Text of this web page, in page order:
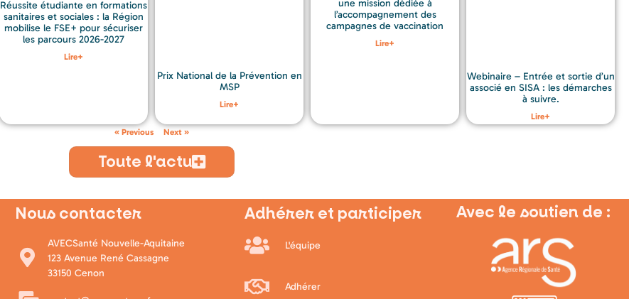
Réussite étudiante en formations
sanitaires et sociales : la Région
mobilise le FSE+ pour sécuriser
les parcours 2026-2027
Lire+
Prix National de la Prévention en
MSP
Lire+
une mission dédiée à
l’accompagnement des
campagnes de vaccination
Lire+
Webinaire – Entrée et sortie d’un
associé en SISA : les démarches
à suivre.
Lire+
« Previous
Next »
Toute l'actu
Nous contacter
AVECSanté Nouvelle-Aquitaine
123 Avenue René Cassagne
33150 Cenon
Adhérer et participer
L'équipe
Adhérer
Avec le soutien de :